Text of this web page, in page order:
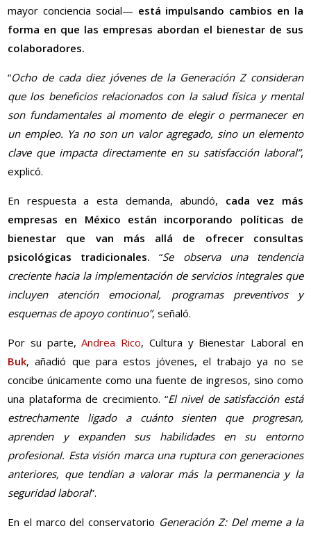
mayor conciencia social— está impulsando cambios en la
forma en que las empresas abordan el bienestar de sus
colaboradores.
“Ocho de cada diez jóvenes de la Generación Z consideran
que los beneficios relacionados con la salud física y mental
son fundamentales al momento de elegir o permanecer en
un empleo. Ya no son un valor agregado, sino un elemento
clave que impacta directamente en su satisfacción laboral”,
explicó.
En respuesta a esta demanda, abundó, cada vez más
empresas en México están incorporando políticas de
bienestar que van más allá de ofrecer consultas
psicológicas tradicionales. “Se observa una tendencia
creciente hacia la implementación de servicios integrales que
incluyen atención emocional, programas preventivos y
esquemas de apoyo continuo”, señaló.
Por su parte,Andrea Rico, Cultura y Bienestar Laboral en
Buk, añadió que para estos jóvenes, el trabajo ya no se
concibe únicamente como una fuente de ingresos, sino como
una plataforma de crecimiento. “El nivel de satisfacción está
estrechamente ligado a cuánto sienten que progresan,
aprenden y expanden sus habilidades en su entorno
profesional. Esta visión marca una ruptura con generaciones
anteriores, que tendían a valorar más la permanencia y la
seguridad laboral”.
En el marco del conservatorio Generación Z: Del meme a la